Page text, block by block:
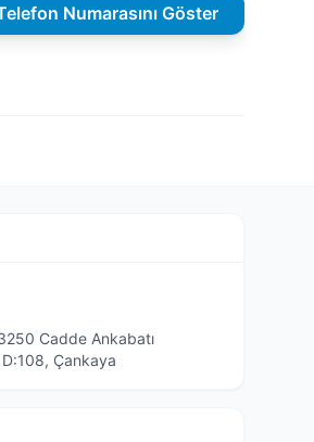
Numarasını Göster
Cadde Ankabatı
D:108, Çankaya